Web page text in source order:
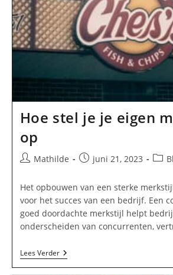
Hoe stel je je eigen
op
BerichtMathilde
Bericht
op:
juni 21, 2023
Het opbouwen van een sterke
voor het succes van een bedrijf. Een
goed doordachte merkstijl helpt
onderscheiden van concurrenten,
Lees VerderHoe
Stel